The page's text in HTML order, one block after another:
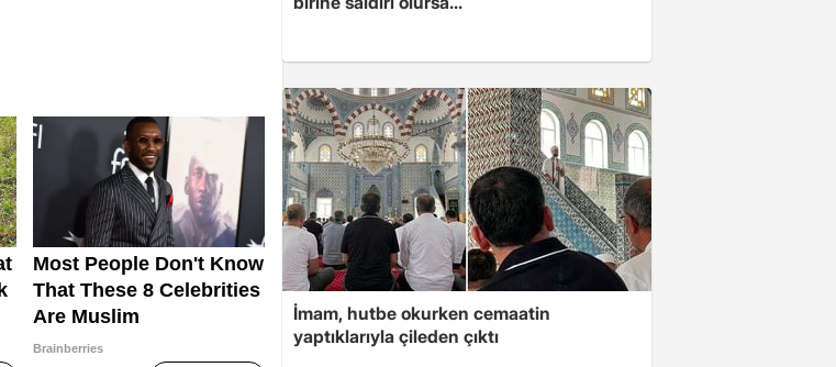
İmam, hutbe okurken cemaatin
yaptıklarıyla çileden çıktı